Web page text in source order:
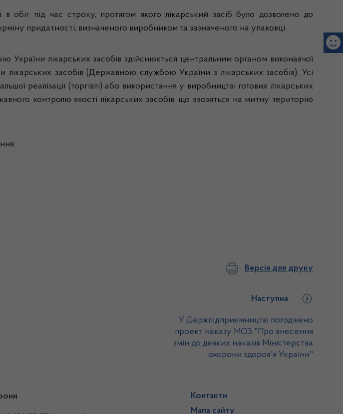
обіг під час строку, протягом якого лікарський засіб було дозволено до
придатності, визначеного виробником та зазначеного на упаковці.
України лікарських засобів здійснюється центральним органом виконавчої
засобів (Державною службою України з лікарських засобів). Усі
реалізації (торгівлі) або використання у виробництві готових лікарських
контролю якості лікарських засобів, що ввозяться на митну територію
Версія для друку
Наступна
У Держпідприємництві погоджено
проект наказу МОЗ "Про внесення
змін до деяких наказів Міністерства
охорони здоров'я України"
Контакти
Мапа сайту